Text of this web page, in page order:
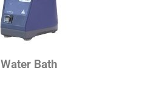
Water Bath